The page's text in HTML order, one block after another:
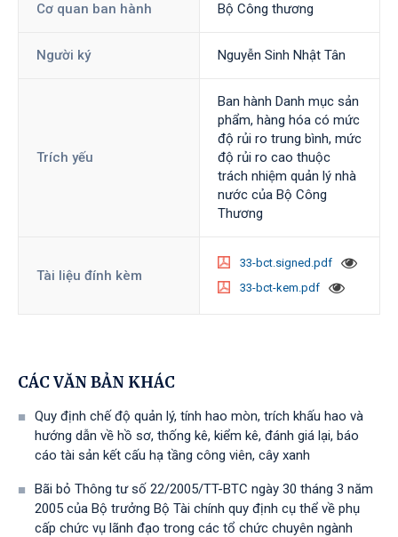
Cơ quan ban hành Bộ Công thương
Người ký Nguyễn Sinh Nhật Tân
Trích yếu
Ban hành Danh mục sản
phẩm, hàng hóa có mức
độ rủi ro trung bình, mức
độ rủi ro cao thuộc
trách nhiệm quản lý nhà
nước của Bộ Công
Thương
Tài liệu đính kèm
33-bct.signed.pdf
33-bct-kem.pdf
CÁC VĂN BẢN KHÁC
Quy định chế độ quản lý, tính hao mòn, trích khấu hao và
hướng dẫn về hồ sơ, thống kê, kiểm kê, đánh giá lại, báo
cáo tài sản kết cấu hạ tầng công viên, cây xanh
Bãi bỏ Thông tư số 22/2005/TT-BTC ngày 30 tháng 3 năm
2005 của Bộ trưởng Bộ Tài chính quy định cụ thể về phụ
cấp chức vụ lãnh đạo trong các tổ chức chuyên ngành